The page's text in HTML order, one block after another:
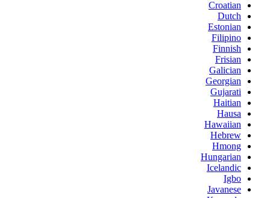
Croatian
Dutch
Estonian
Filipino
Finnish
Frisian
Galician
Georgian
Gujarati
Haitian
Hausa
Hawaiian
Hebrew
Hmong
Hungarian
Icelandic
Igbo
Javanese